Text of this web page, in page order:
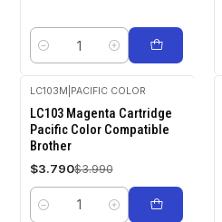
Cantidad
-5%
OFF
LC103M PACIFIC COLOR
LC103 Magenta Cartridge
Pacific Color Compatible
Brother
$3.790$3.990
Cantidad